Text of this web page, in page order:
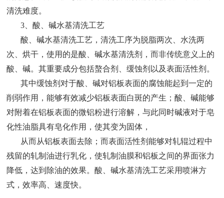
清洗难度。
3、酸、碱水基清洗工艺
酸、碱水基清洗工艺，清洗工序为脱脂两次、水洗两
次、烘干，使用的是酸、碱水基清洗剂，而非传统意义上的
酸、碱。其重要成分包括螯合剂、缓蚀剂以及表面活性剂。
其中缓蚀剂对于酸、碱对铝板表面的腐蚀能起到一定的
削弱作用，能够有效减少铝板表面白斑的产生；酸、碱能够
对附着在铝板表面的微铝粉进行溶解，与此同时碱液对于皂
化性油脂具有皂化作用，使其变为固体，
从而从铝板表面去除；而表面活性剂能够对轧辊过程中
残留的轧制油进行乳化，使轧制油膜和铝板之间的界面张力
降低，达到除油的效果。酸、碱水基清洗工艺采用喷淋方
式，效率高、速度快。